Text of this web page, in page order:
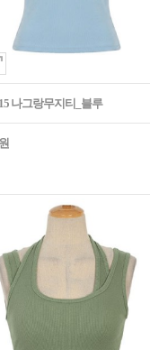
나그랑무지티_블루